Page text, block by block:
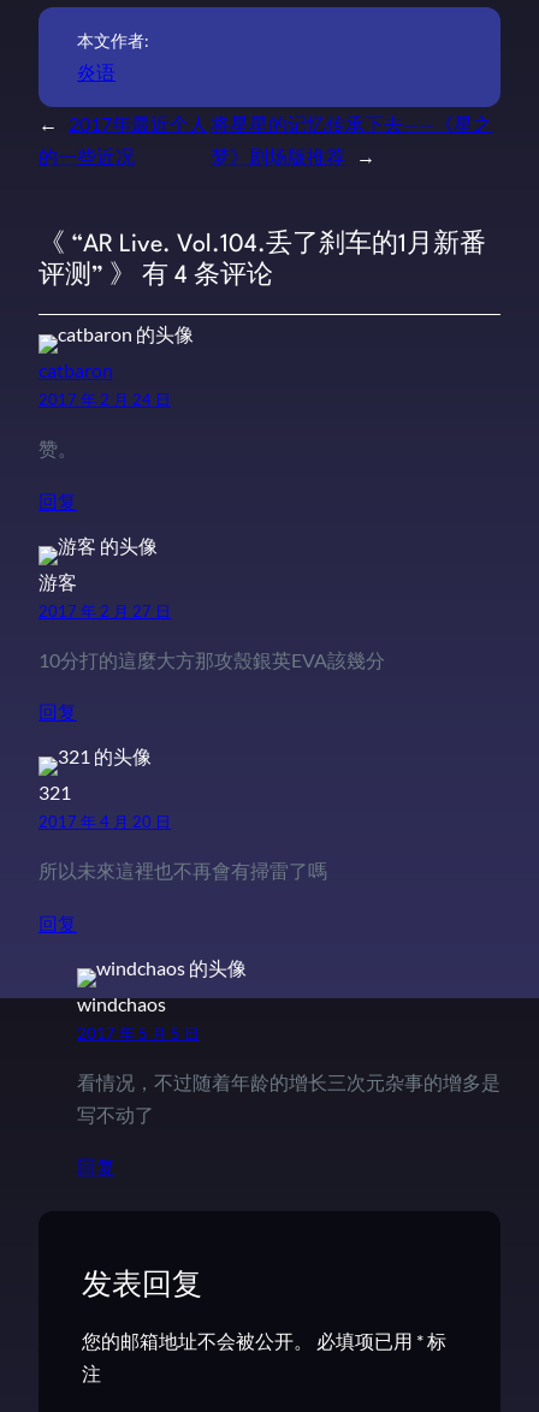
本文作者:
炎语
←
2017年最近个人
的一些近况
将星星的记忆传承下去——《星之
梦》剧场版推荐
→
《 “AR Live. Vol.104.丢了刹车的1月新番
评测” 》 有 4 条评论
catbaron
2017 年 2 月 24 日
赞。
回复
游客
2017 年 2 月 27 日
10分打的這麼大方那攻殼銀英EVA該幾分
回复
321
2017 年 4 月 20 日
所以未來這裡也不再會有掃雷了嗎
回复
windchaos
2017 年 5 月 5 日
看情况，不过随着年龄的增长三次元杂事的增多是
写不动了
回复
发表回复
您的邮箱地址不会被公开。 必填项已用 *标
注